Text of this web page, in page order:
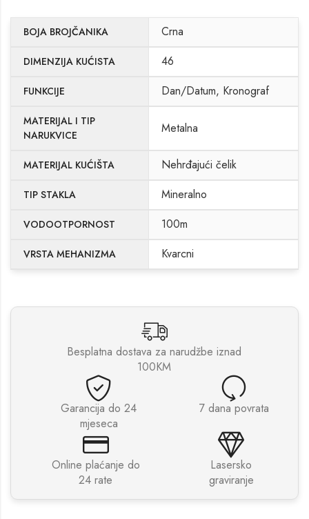
BOJA BROJČANIKA Crna
DIMENZIJA KUĆISTA 46
FUNKCIJE Dan/Datum, Kronograf
MATERIJAL I TIP
NARUKVICE
Metalna
MATERIJAL KUĆIŠTA Nehrđajući čelik
TIP STAKLA Mineralno
VODOOTPORNOST 100m
VRSTA MEHANIZMA Kvarcni
Besplatna dostava za narudžbe iznad
100KM
Garancija do 24
mjeseca
7 dana povrata
Online plaćanje do
24 rate
Lasersko
graviranje